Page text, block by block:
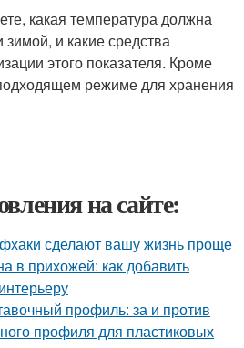
какая температура должна
и какие средства
этого показателя. Кроме
режиме для хранения
на сайте:
сделают вашу жизнь проще
в прихожей: как добавить
профиль: за и против
профиля для пластиковых